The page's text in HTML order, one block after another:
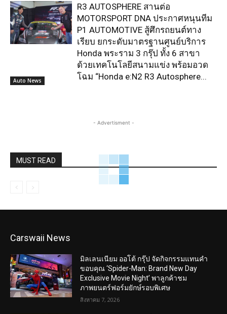
Auto News
R3 AUTOSPHERE สานต่อ
MOTORSPORT DNA ประกาศหนุนทีม
P1 AUTOMOTIVE สู้ศึกรถยนต์ทาง
เรียบ ยกระดับมาตรฐานศูนย์บริการ
Honda พระราม 3 กรุ๊ป ทั้ง 6 สาขา
ด้วยเทคโนโลยีสนามแข่ง พร้อมอวด
โฉม “Honda e:N2 R3 Autosphere...
- Advertisment -
MUST READ
Carswaii News
มิลเลนเนียม ออโต้ กรุ๊ป จัดกิจกรรมแทนคำ
ขอบคุณ ‘Spider-Man: Brand New Day
Exclusive Movie Night’ พาลูกค้าชม
ภาพยนตร์ฟอร์มยักษ์รอบพิเศษ
สิงหาคม 7, 2026